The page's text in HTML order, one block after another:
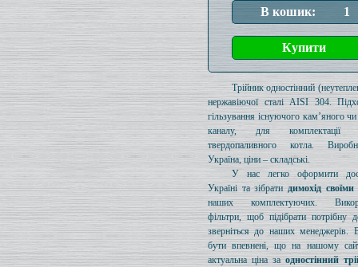
Трійник одностінний
нержавіючої сталі AISI 304.
гільзування існуючого кам’яного
каналу, для комплектації
твердопаливного котла.
Україна, ціни – складські.
У нас легко оформити
Україні та зібратидимохід
наших комплектуючих.
фільтри, щоб підібрати потрібну
зверніться до наших менеджерів.
бути впевнені, що на нашому
актуальна ціна заодностінний